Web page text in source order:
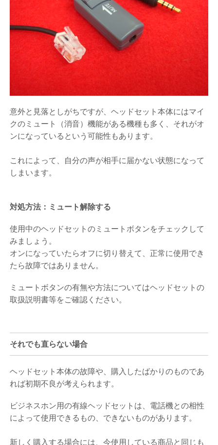
意外と見落としがちですが、ヘッドセット本体にはマイ
クのミュート（消音）機能がある機種も多く、それがオ
ンになっているという可能性もあります。
これによって、自分の声が相手に届かない状態になって
しまいます。
対処方法：ミュート解除する
使用中のヘッドセットのミュートボタンをチェックして
みましょう。
オンになっていたらオフに切り替えて、正常に使用でき
たら故障ではありません。
ミュートボタンの有無や方法についてはヘッドセットの
取扱説明書等をご確認ください。
それでも直らない場合
ヘッドセット本体の故障や、購入したばかりのものであ
れば初期不良が考えられます。
ビジネスホン用の有線ヘッドセットは、電話機との相性
によって使用できるもの、できないものがあります。
新しく購入する場合には、今使用している商品と同じも